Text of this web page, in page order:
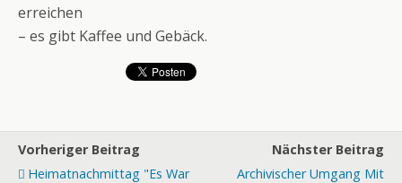
erreichen
– es gibt Kaffee und Gebäck.
Vorheriger Beitrag
Heimatnachmittag "Es War
Nächster Beitrag
Archivischer Umgang Mit